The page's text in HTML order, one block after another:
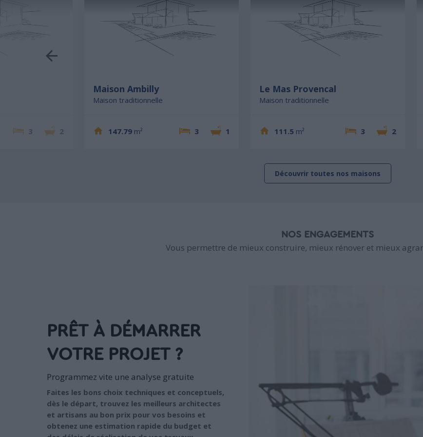
3 2
Maison Ambilly
Maison traditionnelle
147.79 m² 3 1
Le Mas Provencal
Maison traditionnelle
111.5 m² 3 2
Découvrir toutes nos maisons
NOS ENGAGEMENTS
Vous permettre de mieux construire, mieux rénover et mieux
PRÊT À DÉMARRER
VOTRE PROJET ?
Programmez vite une analyse gratuite
Faites les bons choix techniques et conceptuels,
dès le départ, trouvez les meilleurs architectes
et artisans au bon prix pour vos besoins et
obtenez une estimation rapide du budget et